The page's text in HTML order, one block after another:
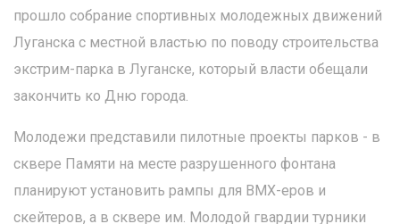
прошло собрание спортивных молодежных движений
Луганска с местной властью по поводу строительства
экстрим-парка в Луганске, который власти обещали
закончить ко Дню города.
Молодежи представили пилотные проекты парков - в
сквере Памяти на месте разрушенного фонтана
планируют установить рампы для BMX-еров и
скейтеров, а в сквере им. Молодой гвардии турники